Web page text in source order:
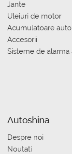
Jante
Uleiuri de motor
Acumulatoare auto
Accesorii
Sisteme de alarma
Autoshina
Despre noi
Noutati